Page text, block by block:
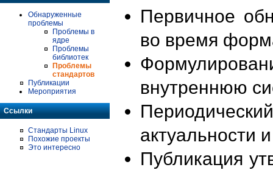
Обнаруженные
проблемы
Проблемы в
ядре
Проблемы
библиотек
Проблемы
стандартов
Публикации
Мероприятия
Ссылки
Стандарты Linux
Похожие проекты
Это интересно
Первичное
во время
внутреннюю
актуальности
Публикация